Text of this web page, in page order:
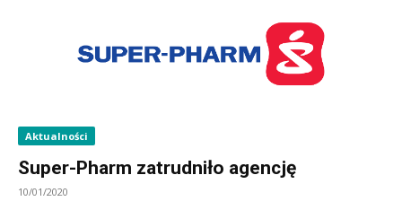
Aktualności
Super-Pharm zatrudniło agencję
10/01/2020